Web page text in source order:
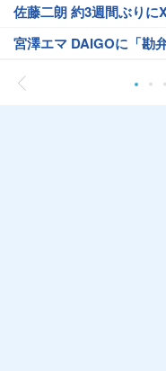
佐藤二朗 約3週間ぶりに
宮澤エマ DAIGOに「勘